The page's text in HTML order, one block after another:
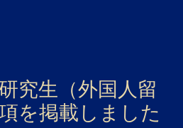
究生（外国人留
を掲載しました